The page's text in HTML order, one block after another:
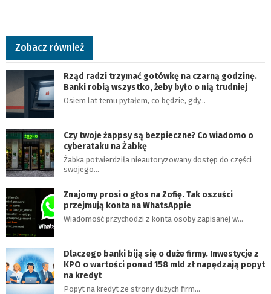
Zobacz również
Rząd radzi trzymać gotówkę na czarną godzinę.
Banki robią wszystko, żeby było o nią trudniej
Osiem lat temu pytałem, co będzie, gdy…
Czy twoje żappsy są bezpieczne? Co wiadomo o
cyberataku na Żabkę
Żabka potwierdziła nieautoryzowany dostęp do części
swojego…
Znajomy prosi o głos na Zofię. Tak oszuści
przejmują konta na WhatsAppie
Wiadomość przychodzi z konta osoby zapisanej w…
Dlaczego banki biją się o duże firmy. Inwestycje z
KPO o wartości ponad 158 mld zł napędzają popyt
na kredyt
Popyt na kredyt ze strony dużych firm…